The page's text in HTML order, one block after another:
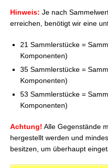
Hinweis: Je nach
erreichen, benötigt wir eine
21 Sammlerstücke =
Komponenten)
35 Sammlerstücke =
Komponenten)
53 Sammlerstücke =
Komponenten)
Achtung! Alle Gegenstände
hergestellt werden und
besitzen, um überhaupt